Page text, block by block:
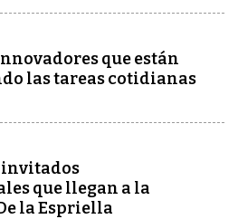
que están
las tareas cotidianas
invitados
que llegan a la
la Espriella